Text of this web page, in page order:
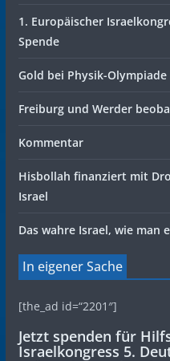
1. Europäischer
Spende
Gold bei Physik-Olympiade
Freiburg und Werder
Kommentar
Hisbollah finanziert mit
Israel
Das wahre Israel, wie man
In eigener Sache
[the_ad id=“2201″]
Jetzt spenden für
Israelkongress 5.